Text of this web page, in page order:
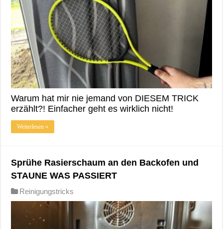
Warum hat mir nie jemand von DIESEM TRICK
erzählt?! Einfacher geht es wirklich nicht!
Weiterlesen »
Sprühe Rasierschaum an den Backofen und
STAUNE WAS PASSIERT
Reinigungstricks